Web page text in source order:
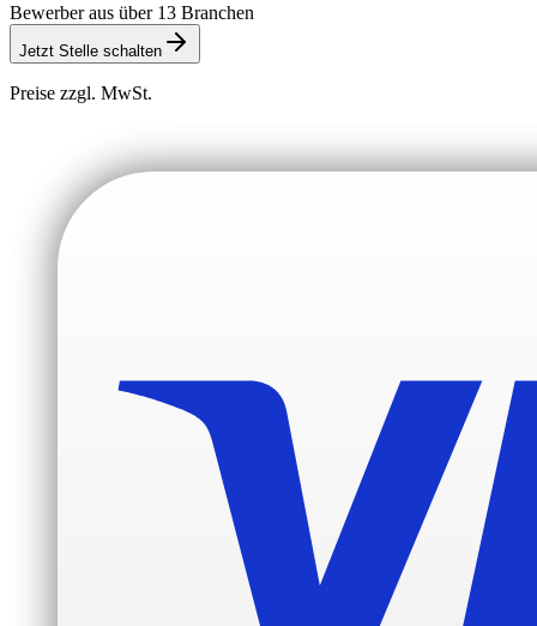
Bewerber aus über 13 Branchen
Jetzt Stelle schalten
Preise zzgl. MwSt.